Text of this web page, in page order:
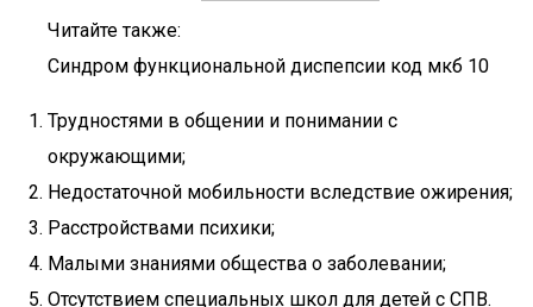
Читайте также:
Синдром функциональной диспепсии код мкб 10
Трудностями в общении и понимании с
окружающими;
Недостаточной мобильности вследствие ожирения;
Расстройствами психики;
Малыми знаниями общества о заболевании;
Отсутствием специальных школ для детей с СПВ.